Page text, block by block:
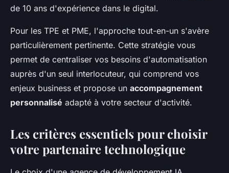
de 10 ans d'expérience dans le digital.
Pour les TPE et PME, l'approche tout-en-un s'avère
particulièrement pertinente. Cette stratégie vous
permet de centraliser vos besoins d'automatisation
auprès d'un seul interlocuteur, qui comprend vos
enjeux business et propose un accompagnement
personnalisé adapté à votre secteur d'activité.
Les critères essentiels pour choisir
votre partenaire technologique